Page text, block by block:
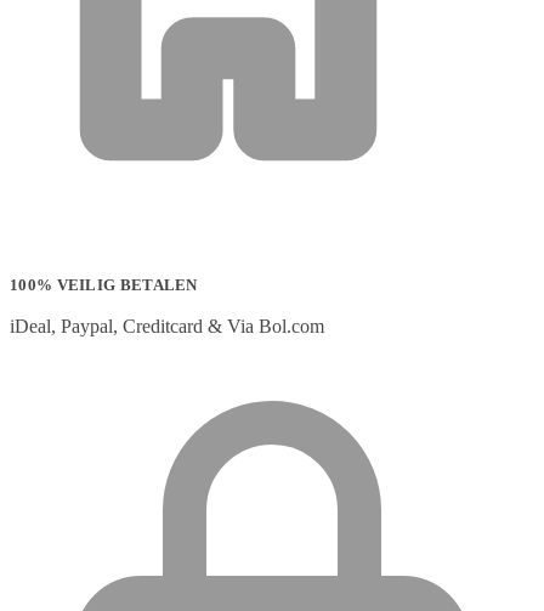
100% VEILIG BETALEN
iDeal, Paypal, Creditcard & Via Bol.com